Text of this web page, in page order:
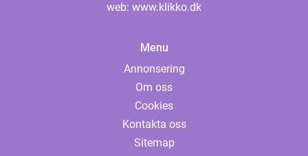
web: www.klikko.dk
Menu
Annonsering
Om oss
Cookies
Kontakta oss
Sitemap